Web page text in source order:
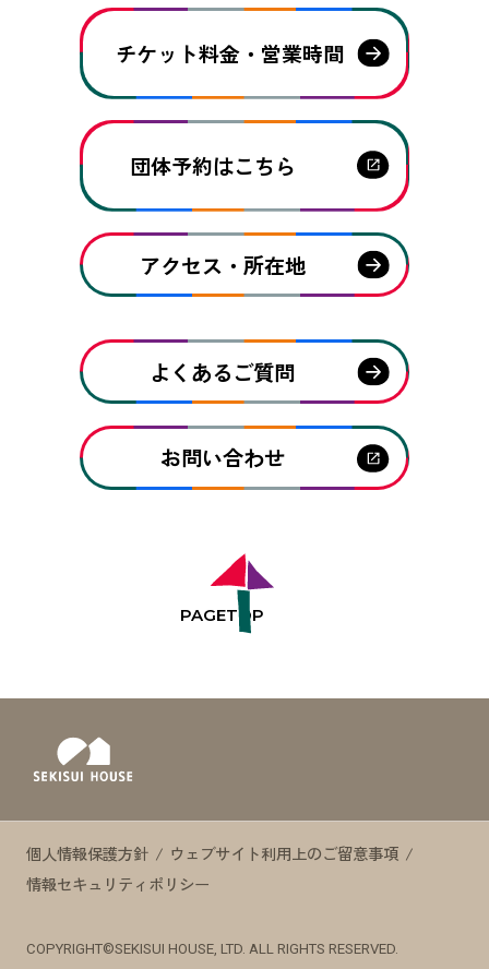
チケット料金・営業時間
団体予約はこちら
アクセス・所在地
よくあるご質問
お問い合わせ
PAGETOP
個人情報保護方針
ウェブサイト利用上のご留意事項
情報セキュリティポリシー
COPYRIGHT©SEKISUI HOUSE, LTD. ALL RIGHTS RESERVED.